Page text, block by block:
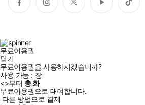
페
이
인
스
트
위
유
튜
틱
톡
무료이용권
닫기
무료이용권을 사용하시겠습니까?
사용 가능 : 장
<>부터 총화
무료이용권으로 대여합니다.
다른 방법으로 결제